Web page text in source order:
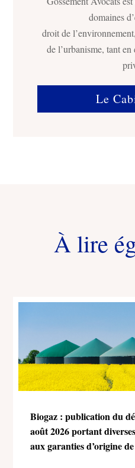
domaines
droit de
de l’urbanisme, tant
Le
À lire
Biogaz : publication du
août 2026 portant
aux garanties d’origine